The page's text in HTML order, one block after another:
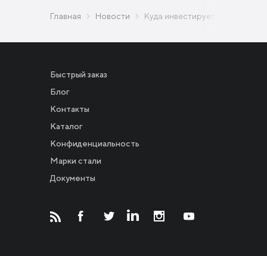
Главная Новости Куда инвестирует Метинвест
Быстрый заказ
Блог
Контакты
Каталог
Конфиденциальность
Марки стали
Документы
Новости
Инвесторам